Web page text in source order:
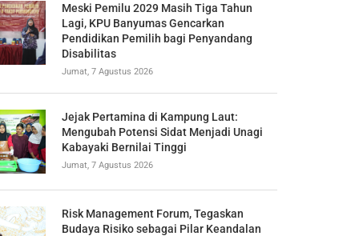
Meski Pemilu 2029 Masih Tiga Tahun
Lagi, KPU Banyumas Gencarkan
Pendidikan Pemilih bagi Penyandang
Disabilitas
Jumat, 7 Agustus 2026
Jejak Pertamina di Kampung Laut:
Mengubah Potensi Sidat Menjadi Unagi
Kabayaki Bernilai Tinggi
Jumat, 7 Agustus 2026
Risk Management Forum, Tegaskan
Budaya Risiko sebagai Pilar Keandalan